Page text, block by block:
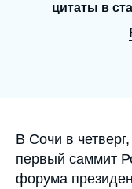
цитаты в
Accroche
В Сочи в
первый саммит
форума